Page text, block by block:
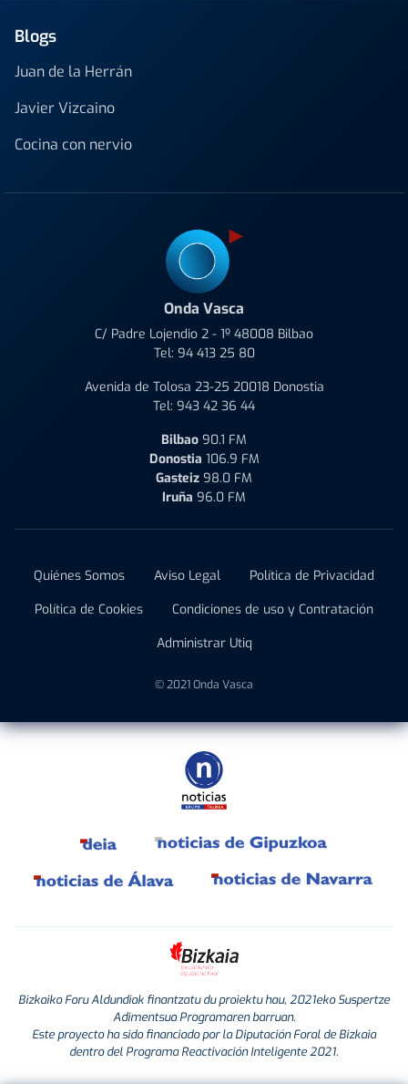
Blogs
Juan de la Herrán
Javier Vizcaino
Cocina con nervio
Onda Vasca
C/ Padre Lojendio 2 - 1º 48008 Bilbao
Tel: 94 413 25 80
Avenida de Tolosa 23-25 20018 Donostia
Tel: 943 42 36 44
Bilbao 90.1 FM
Donostia 106.9 FM
Gasteiz 98.0 FM
Iruña 96.0 FM
Quiénes Somos Aviso Legal
Política de Privacidad
Política de Cookies
Condiciones de uso y Contratación
Administrar Utiq
© 2021 Onda Vasca
Bizkaiko Foru Aldundiak finantzatu du proiektu hau, 2021eko Suspertze
Adimentsua Programaren barruan.
Este proyecto ha sido financiado por la Diputación Foral de Bizkaia
dentro del Programa Reactivación Inteligente 2021.